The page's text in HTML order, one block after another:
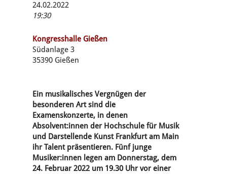
24.02.2022
19:30
Kongresshalle Gießen
Südanlage 3
35390 Gießen
Ein musikalisches Vergnügen der
besonderen Art sind die
Examenskonzerte, in denen
Absolvent:innen der Hochschule für Musik
und Darstellende Kunst Frankfurt am Main
ihr Talent präsentieren. Fünf junge
Musiker:innen legen am Donnerstag, dem
24. Februar 2022 um 19.30 Uhr vor einer